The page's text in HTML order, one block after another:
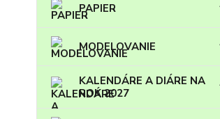
PAPIER
MODELOVANIE
KALENDÁRE A DIÁRE NA
ROK 2027